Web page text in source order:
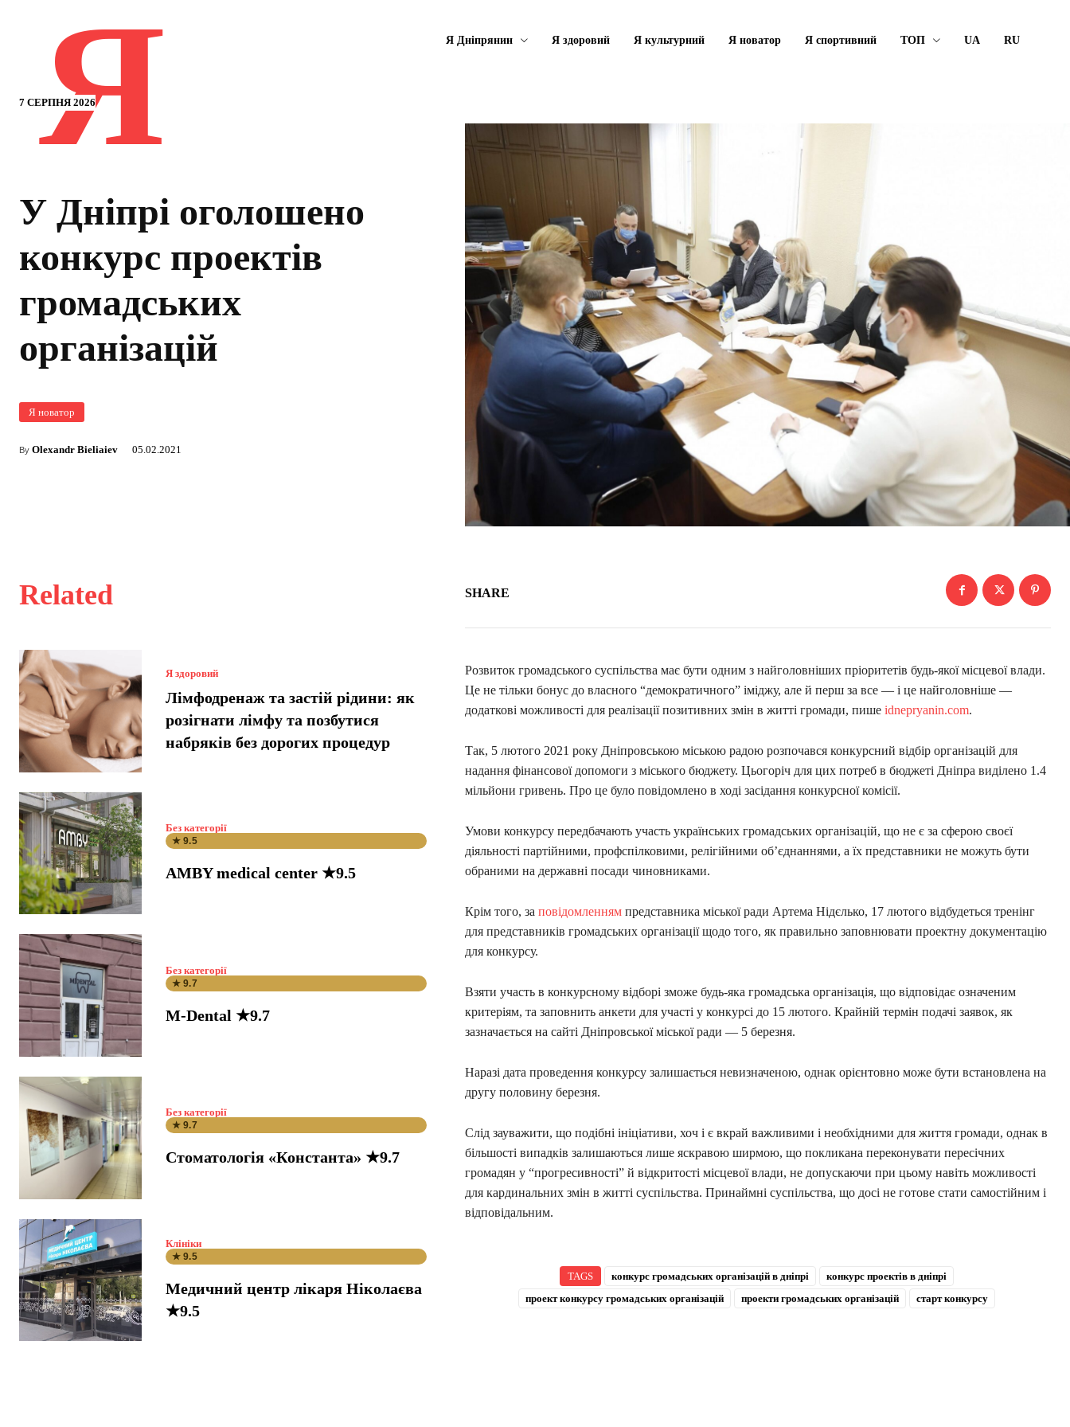
7 СЕРПНЯ 2026
Я Я Дніпрянин Я здоровий Я культурний Я новатор Я спортивний ТОП UA RU
У Дніпрі оголошено
конкурс проектів
громадських
організацій
Я новатор
By Olexandr Bieliaiev 05.02.2021
Related
Я здоровий
Лімфодренаж та застій рідини: як
розігнати лімфу та позбутися
набряків без дорогих процедур
Без категорії
★ 9.5
AMBY medical center ★9.5
Без категорії
★ 9.7
M-Dental ★9.7
Без категорії
★ 9.7
Стоматологія «Константа» ★9.7
Клініки
★ 9.5
Медичний центр лікаря Ніколаєва
★9.5
SHARE
Розвиток громадського суспільства має бути одним з найголовніших пріоритетів будь-якої місцевої влади.
Це не тільки бонус до власного “демократичного” іміджу, але й перш за все — і це найголовніше —
додаткові можливості для реалізації позитивних змін в житті громади, пише idnepryanin.com.
Так, 5 лютого 2021 року Дніпровською міською радою розпочався конкурсний відбір організацій для
надання фінансової допомоги з міського бюджету. Цьогоріч для цих потреб в бюджеті Дніпра виділено 1.4
мільйони гривень. Про це було повідомлено в ході засідання конкурсної комісії.
Умови конкурсу передбачають участь українських громадських організацій, що не є за сферою своєї
діяльності партійними, профспілковими, релігійними об’єднаннями, а їх представники не можуть бути
обраними на державні посади чиновниками.
Крім того, за повідомленням представника міської ради Артема Нідєлько, 17 лютого відбудеться тренінг
для представників громадських організації щодо того, як правильно заповнювати проектну документацію
для конкурсу.
Взяти участь в конкурсному відборі зможе будь-яка громадська організація, що відповідає означеним
критеріям, та заповнить анкети для участі у конкурсі до 15 лютого. Крайній термін подачі заявок, як
зазначається на сайті Дніпровської міської ради — 5 березня.
Наразі дата проведення конкурсу залишається невизначеною, однак орієнтовно може бути встановлена на
другу половину березня.
Слід зауважити, що подібні ініціативи, хоч і є вкрай важливими і необхідними для життя громади, однак в
більшості випадків залишаються лише яскравою ширмою, що покликана переконувати пересічних
громадян у “прогресивності” й відкритості місцевої влади, не допускаючи при цьому навіть можливості
для кардинальних змін в житті суспільства. Принаймні суспільства, що досі не готове стати самостійним і
відповідальним.
TAGS конкурс громадських організацій в дніпрі
конкурс проектів в дніпрі
проект конкурсу громадських організацій
проекти громадських організацій старт конкурсу